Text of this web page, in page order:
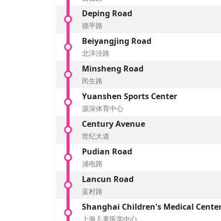
Deping Road
德平路
Beiyangjing Road
北洋泾路
Minsheng Road
民生路
Yuanshen Sports Center
源深体育中心
Century Avenue
世纪大道
Pudian Road
浦电路
Lancun Road
蓝村路
Shanghai Children's Medical
上海儿童医学中心